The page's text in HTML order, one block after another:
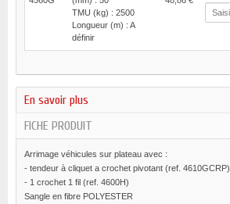
TMU (kg) : 2500
Longueur (m) : A
définir
En savoir plus
FICHE PRODUIT
Arrimage véhicules sur plateau avec :
- tendeur à cliquet a crochet pivotant (ref. 4610GCRP)
- 1 crochet 1 fil (ref. 4600H)
Sangle en fibre POLYESTER